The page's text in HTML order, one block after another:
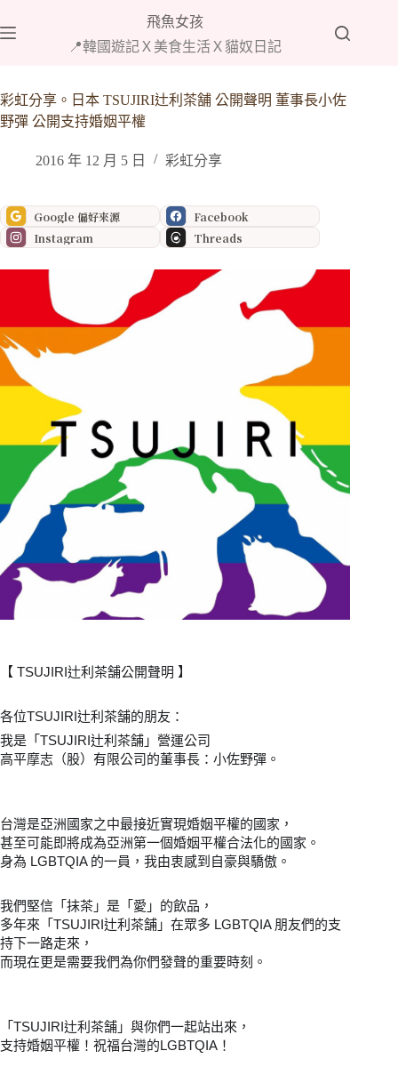
至
內
容
飛魚女孩
📍韓國遊記Ｘ美食生活Ｘ貓奴日記
彩虹分享。日本 TSUJIRI辻利茶舗 公開聲明 董事長小佐
野彈 公開支持婚姻平權
2016 年 12 月 5 日 彩虹分享
Google 偏好來源
Facebook
Instagram
Threads
【 TSUJIRI辻利茶舗公開聲明 】
各位TSUJIRI辻利茶舗的朋友：
我是「TSUJIRI辻利茶舗」營運公司
高平摩志（股）有限公司的董事長：小佐野彈。
台灣是亞洲國家之中最接近實現婚姻平權的國家，
甚至可能即將成為亞洲第一個婚姻平權合法化的國家。
身為 LGBTQIA 的一員，我由衷感到自豪與驕傲。
我們堅信「抹茶」是「愛」的飲品，
多年來「TSUJIRI辻利茶舗」在眾多 LGBTQIA 朋友們的支
持下一路走來，
而現在更是需要我們為你們發聲的重要時刻。
「TSUJIRI辻利茶舗」與你們一起站出來，
支持婚姻平權！祝福台灣的LGBTQIA！